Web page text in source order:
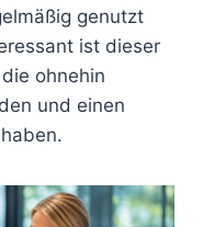
genutzt
ist dieser
ohnehin
und einen